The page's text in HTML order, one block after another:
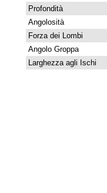
Profondità
Angolosità
Forza dei Lombi
Angolo Groppa
Larghezza agli Ischi